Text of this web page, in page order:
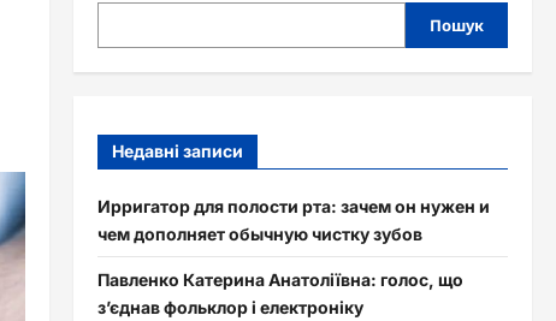
Пошук
Недавні записи
Ирригатор для полости рта: зачем он нужен и
чем дополняет обычную чистку зубов
Павленко Катерина Анатоліївна: голос, що
з’єднав фольклор і електроніку